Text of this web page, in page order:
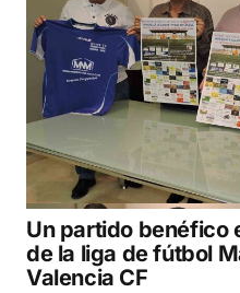
Un partido benéfico
de la liga de fútbol
Valencia CF